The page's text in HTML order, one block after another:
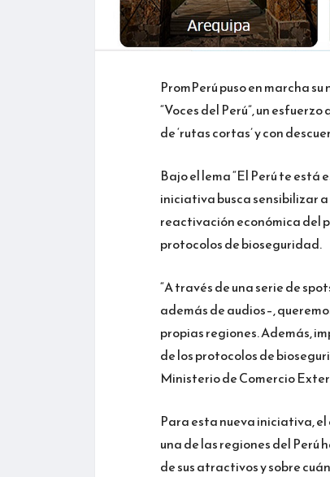
PromPerú puso en marcha
“Voces del Perú”, un
de ‘rutas cortas’ y con
Bajo el lema “El Perú te
iniciativa busca sensibilizar
reactivación económica del
protocolos de bioseguridad.
“A través de una serie de
además de audios–,
propias regiones. Además,
de los protocolos de
Ministerio de Comercio
Para esta nueva iniciativa,
una de las regiones del
de sus atractivos y sobre